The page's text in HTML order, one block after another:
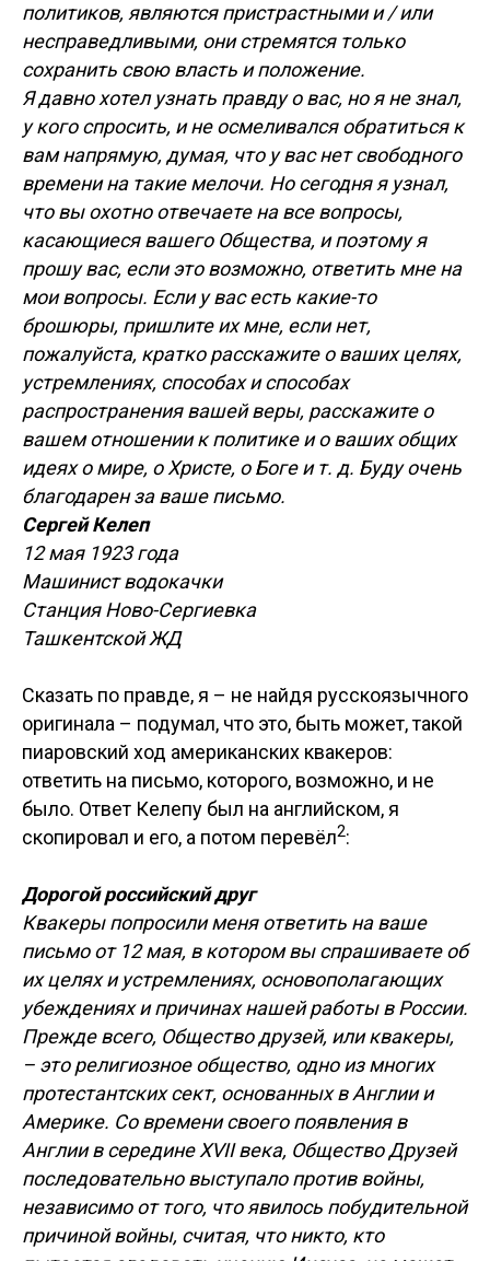
политиков, являются пристрастными и / или
несправедливыми, они стремятся только
сохранить свою власть и положение.
Я давно хотел узнать правду о вас, но я не знал,
у кого спросить, и не осмеливался обратиться к
вам напрямую, думая, что у вас нет свободного
времени на такие мелочи. Но сегодня я узнал,
что вы охотно отвечаете на все вопросы,
касающиеся вашего Общества, и поэтому я
прошу вас, если это возможно, ответить мне на
мои вопросы. Если у вас есть какие-то
брошюры, пришлите их мне, если нет,
пожалуйста, кратко расскажите о ваших целях,
устремлениях, способах и способах
распространения вашей веры, расскажите о
вашем отношении к политике и о ваших общих
идеях о мире, о Христе, о Боге и т. д. Буду очень
благодарен за ваше письмо.
Сергей Келеп
12 мая 1923 года
Машинист водокачки
Станция Ново-Сергиевка
Ташкентской ЖД
Сказать по правде, я – не найдя русскоязычного
оригинала – подумал, что это, быть может, такой
пиаровский ход американских квакеров:
ответить на письмо, которого, возможно, и не
было. Ответ Келепу был на английском, я
скопировал и его, а потом перевёл2:
Дорогой российский друг
Квакеры попросили меня ответить на ваше
письмо от 12 мая, в котором вы спрашиваете об
их целях и устремлениях, основополагающих
убеждениях и причинах нашей работы в России.
Прежде всего, Общество друзей, или квакеры,
– это религиозное общество, одно из многих
протестантских сект, основанных в Англии и
Америке. Со времени своего появления в
Англии в середине XVII века, Общество Друзей
последовательно выступало против войны,
независимо от того, что явилось побудительной
причиной войны, считая, что никто, кто